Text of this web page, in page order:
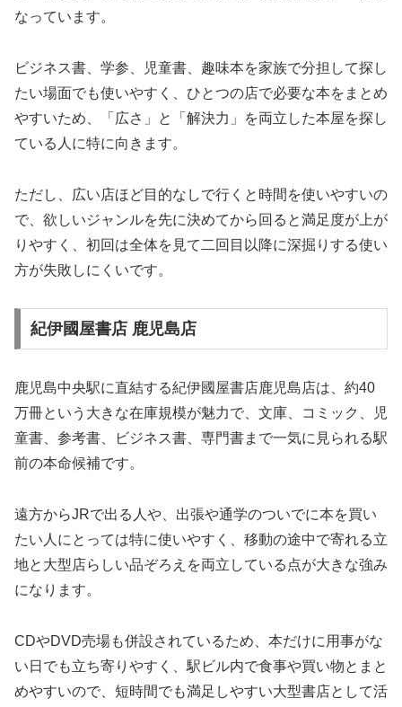
なっています。
ビジネス書、学参、児童書、趣味本を家族で分担して探し
たい場面でも使いやすく、ひとつの店で必要な本をまとめ
やすいため、「広さ」と「解決力」を両立した本屋を探し
ている人に特に向きます。
ただし、広い店ほど目的なしで行くと時間を使いやすいの
で、欲しいジャンルを先に決めてから回ると満足度が上が
りやすく、初回は全体を見て二回目以降に深掘りする使い
方が失敗しにくいです。
紀伊國屋書店 鹿児島店
鹿児島中央駅に直結する紀伊國屋書店鹿児島店は、約40
万冊という大きな在庫規模が魅力で、文庫、コミック、児
童書、参考書、ビジネス書、専門書まで一気に見られる駅
前の本命候補です。
遠方からJRで出る人や、出張や通学のついでに本を買い
たい人にとっては特に使いやすく、移動の途中で寄れる立
地と大型店らしい品ぞろえを両立している点が大きな強み
になります。
CDやDVD売場も併設されているため、本だけに用事がな
い日でも立ち寄りやすく、駅ビル内で食事や買い物とまと
めやすいので、短時間でも満足しやすい大型書店として活